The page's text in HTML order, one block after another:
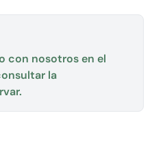
con nosotros en el
la